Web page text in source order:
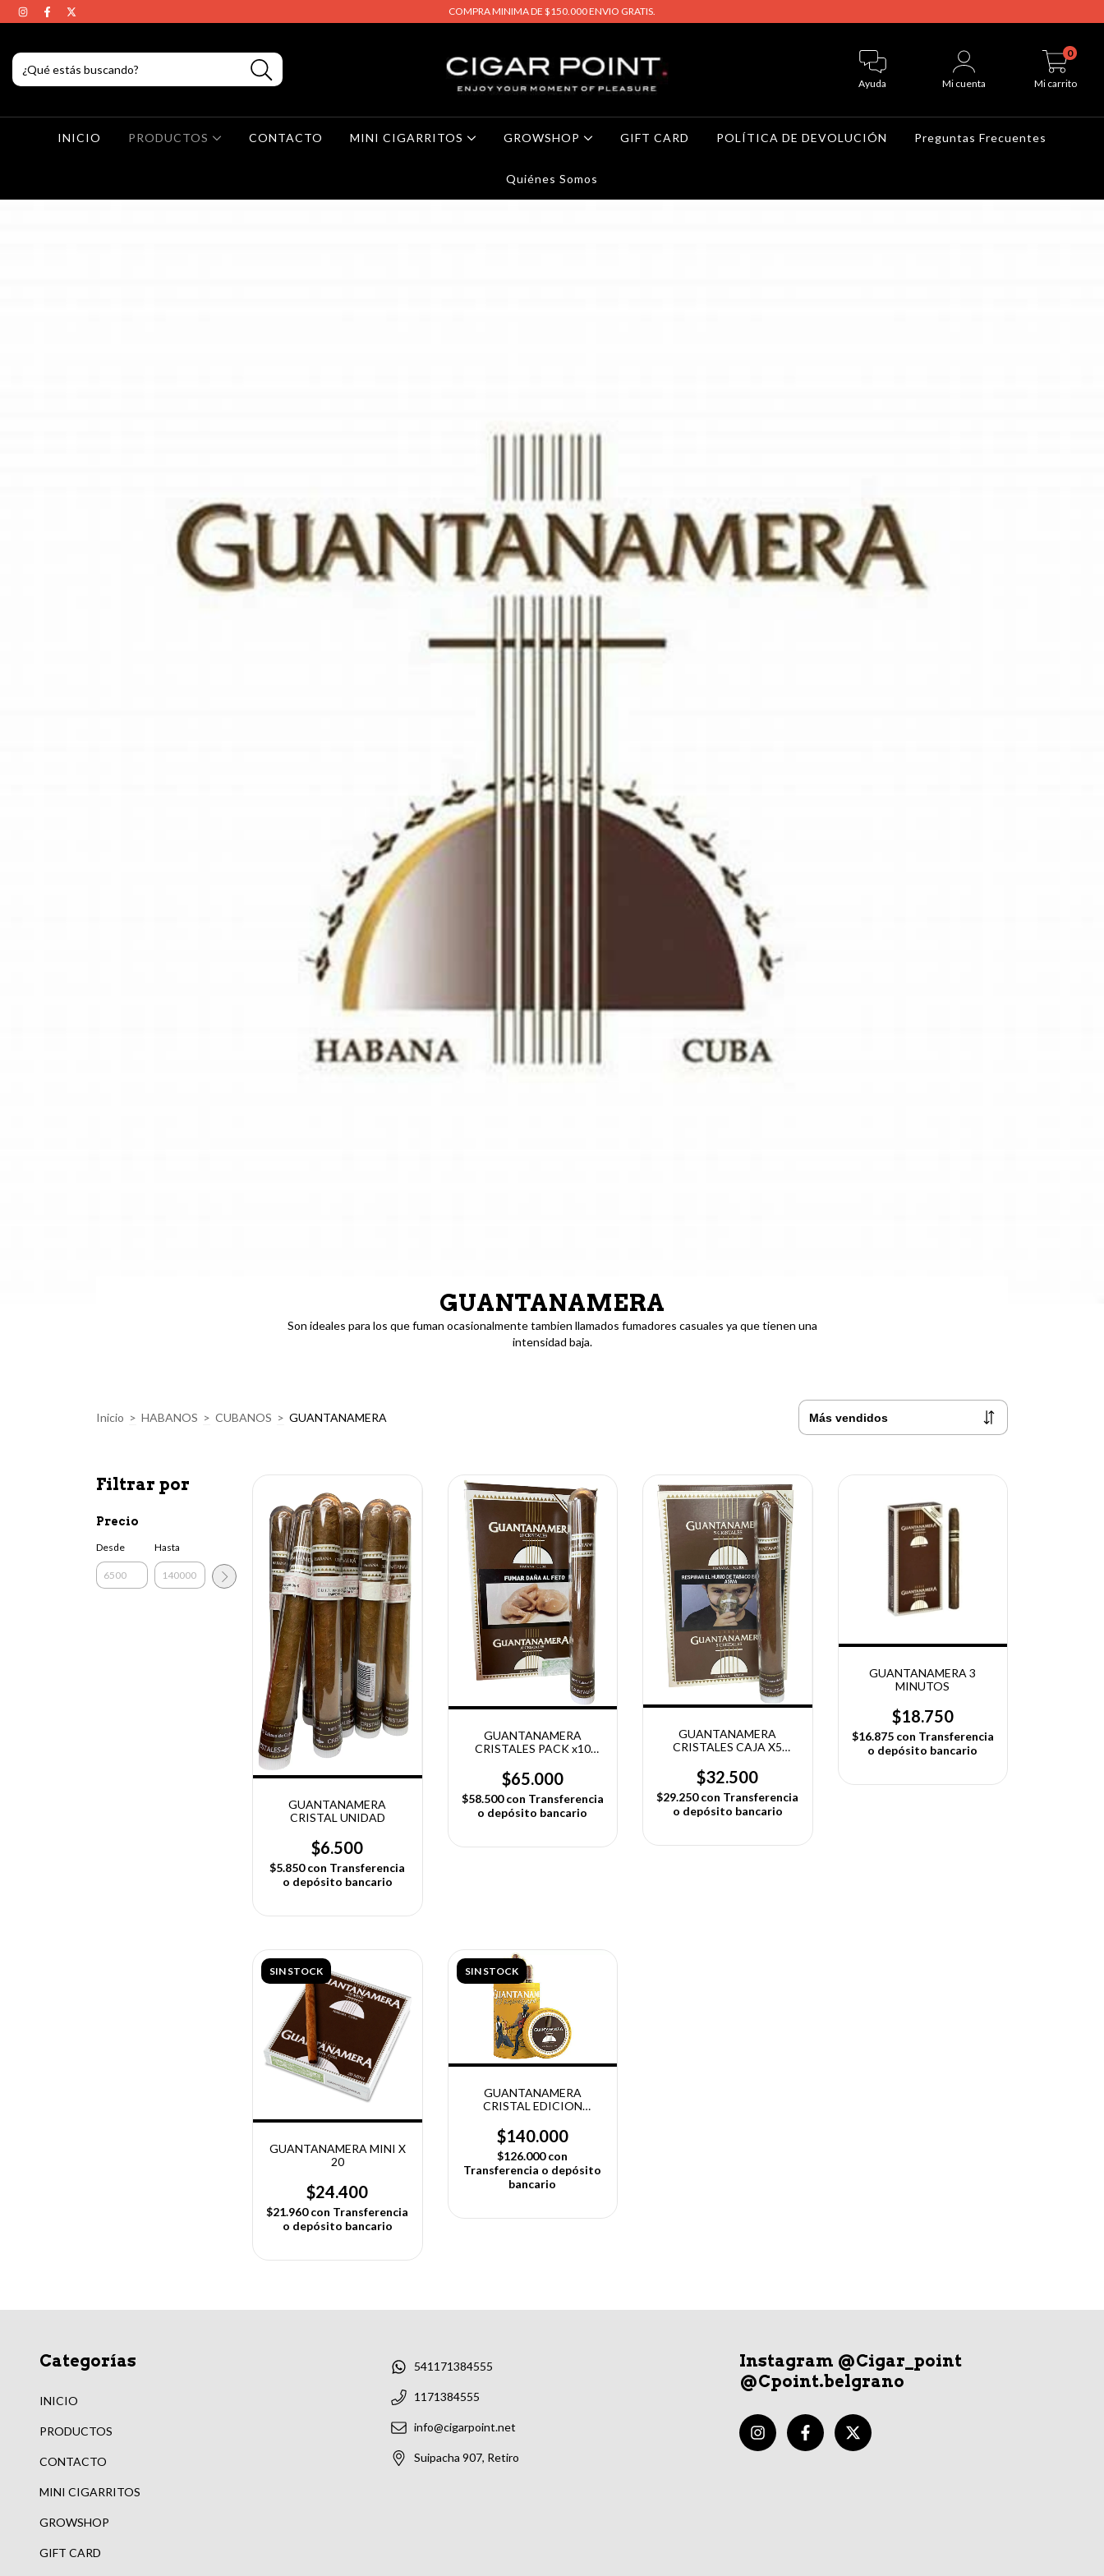
COMPRA MINIMA DE $150.000 ENVIO GRATIS.
Ayuda Mi cuenta Mi carrito
0
INICIO PRODUCTOS CONTACTO MINI CIGARRITOS GROWSHOP GIFT CARD POLÍTICA DE DEVOLUCIÓN Preguntas Frecuentes
Quiénes Somos
GUANTANAMERA
Son ideales para los que fuman ocasionalmente tambien llamados fumadores casuales ya que tienen una
intensidad baja.
Inicio > HABANOS > CUBANOS > GUANTANAMERA
Filtrar por
Precio
Desde Hasta
GUANTANAMERA
CRISTAL UNIDAD
$6.500
$5.850con Transferencia
o depósito bancario
GUANTANAMERA
CRISTALES PACK x10
$65.000
$58.500con Transferencia
o depósito bancario
GUANTANAMERA
CRISTALES CAJA X5
$32.500
$29.250con Transferencia
o depósito bancario
GUANTANAMERA 3
MINUTOS
$18.750
$16.875 con Transferencia
o depósito bancario
SIN STOCK
GUANTANAMERA MINI X
20
$24.400
$21.960con Transferencia
o depósito bancario
SIN STOCK
GUANTANAMERA
CRISTAL EDICION
$140.000
$126.000con
Transferencia o depósito
bancario
Categorías
INICIO
PRODUCTOS
CONTACTO
MINI CIGARRITOS
GROWSHOP
GIFT CARD
541171384555
1171384555
info@cigarpoint.net
Suipacha 907, Retiro
Instagram @Cigar_point
@Cpoint.belgrano